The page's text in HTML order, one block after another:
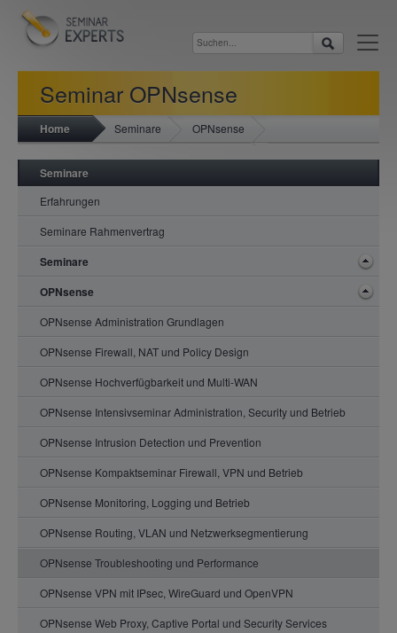
Seminar OPNsense
Troubleshooting und Performance
Home Seminare
OPNsense
Seminare
Erfahrungen
Seminare Rahmenvertrag
Seminare
OPNsense
OPNsense Administration Grundlagen
OPNsense Firewall, NAT und Policy Design
OPNsense Hochverfügbarkeit und Multi-WAN
OPNsense Intensivseminar Administration, Security und Betrieb
OPNsense Intrusion Detection und Prevention
OPNsense Kompaktseminar Firewall, VPN und Betrieb
OPNsense Monitoring, Logging und Betrieb
OPNsense Routing, VLAN und Netzwerksegmentierung
OPNsense Troubleshooting und Performance
OPNsense VPN mit IPsec, WireGuard und OpenVPN
OPNsense Web Proxy, Captive Portal und Security Services